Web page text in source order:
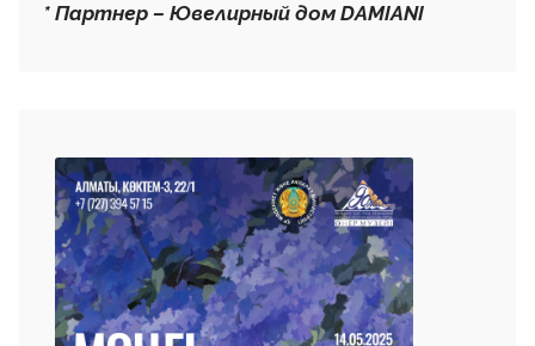
* Партнер – Ювелирный дом DAMIANI